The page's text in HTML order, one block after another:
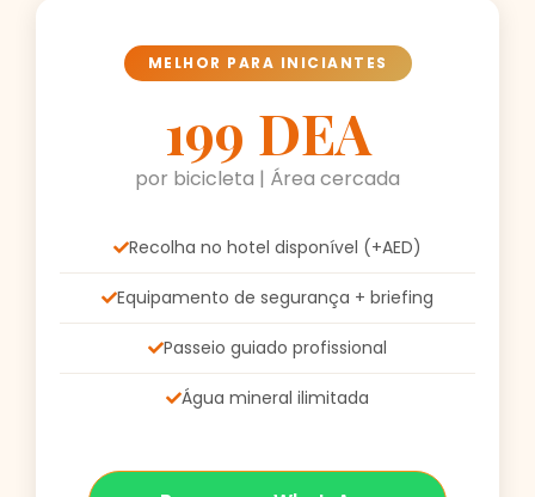
MELHOR PARA INICIANTES
199 DEA
por bicicleta | Área cercada
Recolha no hotel disponível (+AED)
Equipamento de segurança + briefing
Passeio guiado profissional
Água mineral ilimitada